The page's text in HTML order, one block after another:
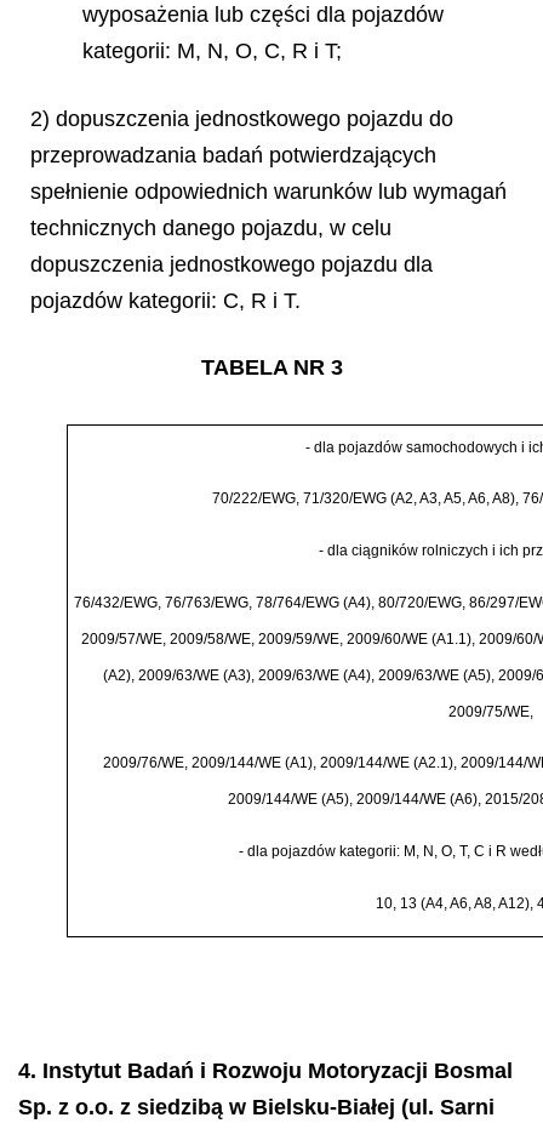
wyposażenia lub części dla pojazdów
kategorii: M, N, O, C, R i T;
2) dopuszczenia jednostkowego pojazdu do
przeprowadzania badań potwierdzających
spełnienie odpowiednich warunków lub wymagań
technicznych danego pojazdu, w celu
dopuszczenia jednostkowego pojazdu dla
pojazdów kategorii: C, R i T.
TABELA NR 3
- dla pojazdów samochodowych i
70/222/EWG, 71/320/EWG (A2, A3, A5, A6, A8),
- dla ciągników rolniczych i ich
76/432/EWG, 76/763/EWG, 78/764/EWG (A4), 80/720/EWG, 86/297/
2009/57/WE, 2009/58/WE, 2009/59/WE, 2009/60/WE (A1.1), 2009/
(A2), 2009/63/WE (A3), 2009/63/WE (A4), 2009/63/WE (A5),
2009/75/WE,
2009/76/WE, 2009/144/WE (A1), 2009/144/WE (A2.1), 2009/144/
2009/144/WE (A5), 2009/144/WE (A6), 2015/
- dla pojazdów kategorii: M, N, O, T, C i R wedł
10, 13 (A4, A6, A8, A12),
4. Instytut Badań i Rozwoju Motoryzacji Bosmal
Sp. z o.o. z siedzibą w Bielsku-Białej (ul. Sarni